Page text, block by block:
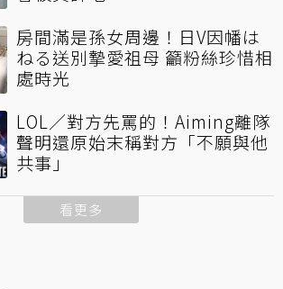
房間滿是孫女周邊！日V因幡は
ねる送別摯愛祖母 籲粉絲珍惜相
處時光
LOL／對方先罵的！Aiming離隊
聲明還原始末稱對方「不願與他
共事」
看更多